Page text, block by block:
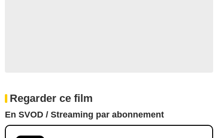
Regarder ce film
En SVOD / Streaming par abonnement